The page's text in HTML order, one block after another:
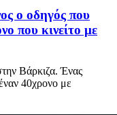
ο οδηγός που
που κινείτο με
Βάρκιζα. Ένας
40χρονο με